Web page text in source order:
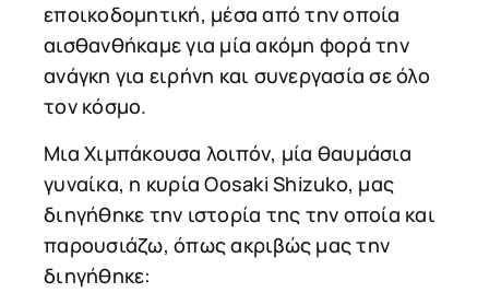
εποικοδομητική, μέσα από την οποία
αισθανθήκαμε για μία ακόμη φορά την
ανάγκη για ειρήνη και συνεργασία σε όλο
τον κόσμο.
Μια Χιμπάκουσα λοιπόν, μία θαυμάσια
γυναίκα, η κυρία Oosaki Shizuko, μας
διηγήθηκε την ιστορία της την οποία και
παρουσιάζω, όπως ακριβώς μας την
διηγήθηκε: